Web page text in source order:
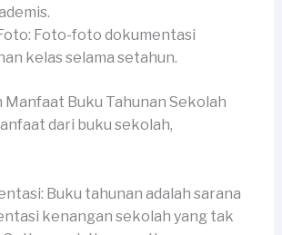
Foto-foto dokumentasi
kelas selama setahun.
Manfaat Buku Tahunan Sekolah
dari buku sekolah,
Buku tahunan adalah sarana
kenangan sekolah yang tak